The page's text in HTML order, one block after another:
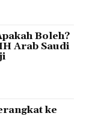
Boleh?
Arab Saudi
ke